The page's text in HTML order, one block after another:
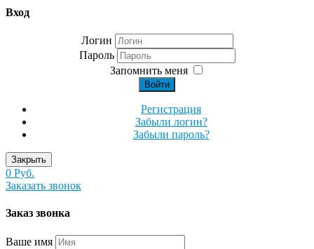
Вход
Логин
Пароль
Запомнить меня
Войти
Регистрация
Забыли логин?
Забыли пароль?
Закрыть
0 Руб.
Заказать звонок
Заказ звонка
Ваше имя